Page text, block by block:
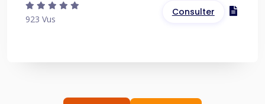
923 Vus
Consulter